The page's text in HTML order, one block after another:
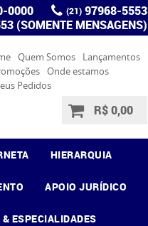
0000 (21) 97968-5553
(SOMENTE MENSAGENS)
Quem Somos
Lançamentos
Onde estamos
Pedidos
R$ 0,00
HIERARQUIA
APOIO JURÍDICO
ESPECIALIDADES